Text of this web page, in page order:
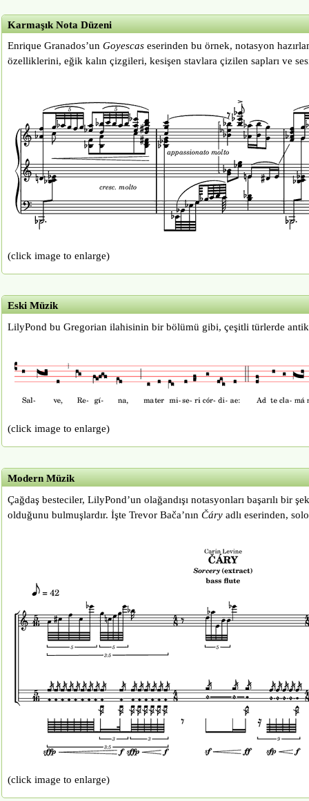
Karmaşık Nota Düzeni
Enrique Granados’un Goyescaseserinden bu örnek, notasyon
özelliklerini, eğik kalın çizgileri, kesişen stavlara çizilen sapları ve
(click image to enlarge)
Eski Müzik
LilyPond bu Gregorian ilahisinin bir bölümü gibi, çeşitli türlerde
(click image to enlarge)
Modern Müzik
Çağdaş besteciler, LilyPond’un olağandışı notasyonları başarılı bir
olduğunu bulmuşlardır. İşte Trevor Bača’nın Čáryadlı eserinden,
(click image to enlarge)